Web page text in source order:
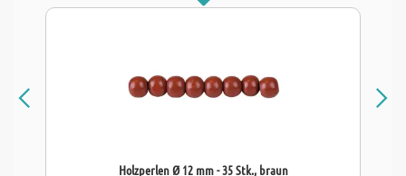
Holzperlen Ø 12 mm - 35 Stk., braun